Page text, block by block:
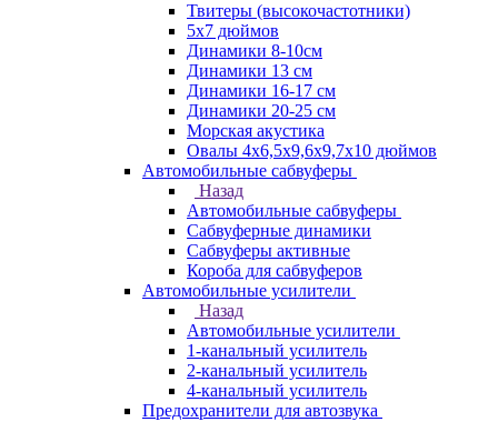
Твитеры (высокочастотники)
5x7 дюймов
Динамики 8-10см
Динамики 13 см
Динамики 16-17 см
Динамики 20-25 см
Морская акустика
Овалы 4х6,5х9,6x9,7х10 дюймов
Автомобильные сабвуферы
Назад
Автомобильные сабвуферы
Сабвуферные динамики
Сабвуферы активные
Короба для сабвуферов
Автомобильные усилители
Назад
Автомобильные усилители
1-канальный усилитель
2-канальный усилитель
4-канальный усилитель
Предохранители для автозвука